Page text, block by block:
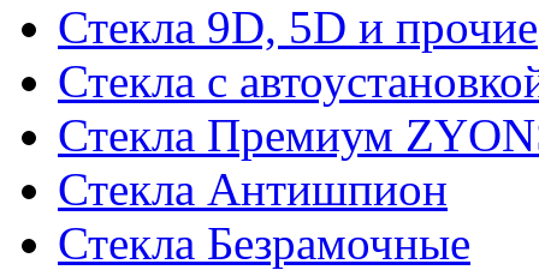
Стекла 9D, 5D и прочие
Стекла с
Стекла Премиум
Стекла Антишпион
Стекла Безрамочные